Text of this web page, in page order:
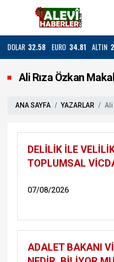
DOLAR 32.58 EURO 34.81 ALTIN
Ali Rıza Özkan
ANA SAYFA YAZARLAR Ali
DELİLİK İLE
TOPLUMSAL
07/08/2026
ADALET BAKANI